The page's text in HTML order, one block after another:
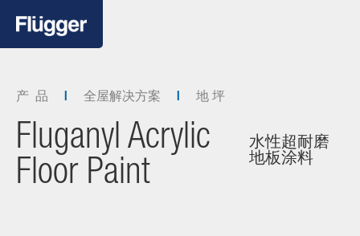
产 品 全屋解决方案 地 坪
Fluganyl Acrylic
Floor Paint
水性超耐磨
地板涂料